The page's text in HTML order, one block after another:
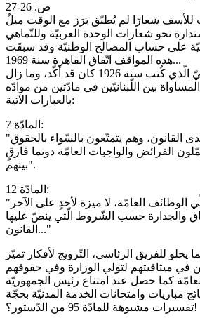
للأسف شعارًا لم يُطبّق بَرَزَ مع الوقت ميلٌ
نحو شعارات الوحدة العربيّة وللتّماهي
على حساب المصالح الوطنيّة وقد سبقَت
هذه المواقف اتّفاق القاهرة سنة 1969...
علمًا أنّ الدّستور اللّبنانيّ الّذي كُتب سنة 1926 كان قد أكّد، وما زال
بين اللّبنانيّين في مادّتين من موادّه
بالعبارات الآتية:
المادّة 7:
"كلّ اللّبنانيّين سواءٌ لدى القانون، وهم يتمتّعون بالسّواء بالحقوق
الفرائض والواجبات العامّة دونما فارقٍ
بينهم".
المادّة 12:
"لكلّ لبنانيٍّ الحقُّ في تولّي الوظائف العامّة، لا ميزة لأحدٍ على الآخر
والجدارة حسب الشّروط الّتي ينصّ عليها
القانون..."
يحلو للفريق الرئاسي، التّرويج لأفكار تميّز
في ميثاقيتهم لتولي الوزارة وفي حقوقهم
كما حصل عند امتناع رئيس الجمهوريّة
مباريات وامتحانات الخدمة المدنيّة بحجّة
تفسيرات مشبوهة للمادّة 95 من الدّستور؟!